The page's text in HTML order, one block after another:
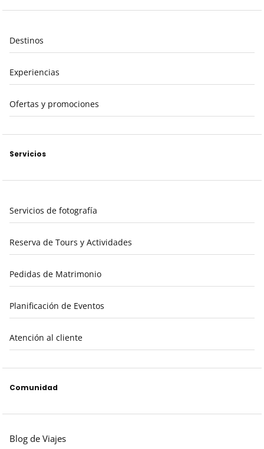
Destinos
Experiencias
Ofertas y promociones
Servicios
Servicios de fotografía
Reserva de Tours y Actividades
Pedidas de Matrimonio
Planificación de Eventos
Atención al cliente
Comunidad
Blog de Viajes